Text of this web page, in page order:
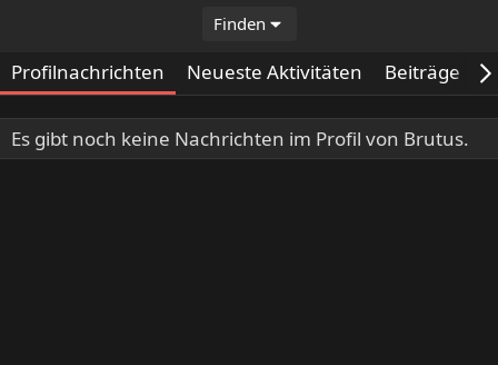
Finden
Profilnachrichten Neueste Aktivitäten Beiträge
Es gibt noch keine Nachrichten im Profil von Brutus.